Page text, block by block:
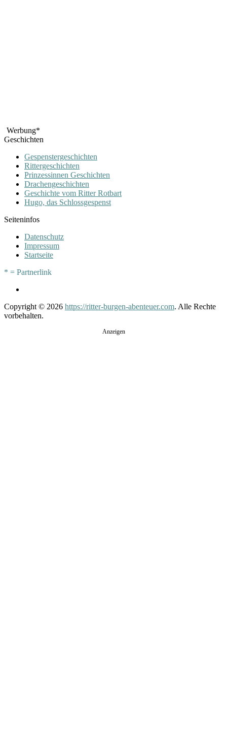
Werbung*
Geschichten
Gespenstergeschichten
Rittergeschichten
Prinzessinnen Geschichten
Drachengeschichten
Geschichte vom Ritter Rotbart
Hugo, das Schlossgespenst
Seiteninfos
Datenschutz
Impressum
Startseite
* = Partnerlink
Copyright © 2026 https://ritter-burgen-abenteuer.com. Alle Rechte
vorbehalten.
Anzeigen